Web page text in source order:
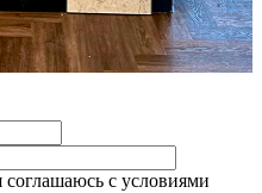
с условиями